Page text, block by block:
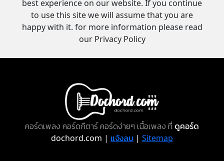
best experience on our website. If you continue
to use this site we will assume that you are
happy with it. for more information please read
our Privacy Policy
คอร์ดเพลง คอร์ดกีตาร์ คอร์ดง่ายๆ เนื้อเพลง ที่ ดูคอร์ด
dochord.com | แจ้งลบ | Sitemap